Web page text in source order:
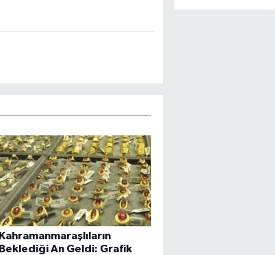
Kahramanmaraşlıların
Beklediği An Geldi: Grafik